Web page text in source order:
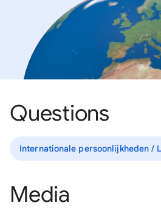
Questions
Internationale persoonlijkheden /
Media